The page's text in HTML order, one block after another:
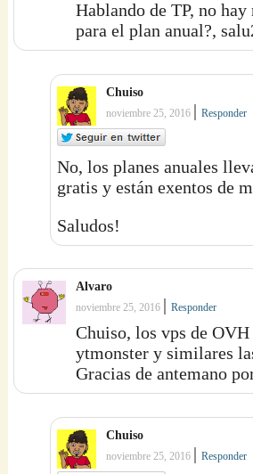
Hablando de TP, no hay
para el plan anual?,
Chuiso
noviembre 25, 2016 |Responder
No, los planes anuales
gratis y están exentos de
Saludos!
Alvaro
noviembre 25, 2016 |Responder
Chuiso, los vps de
ytmonster y similares
Gracias de antemano
Chuiso
noviembre 25, 2016 |Responder